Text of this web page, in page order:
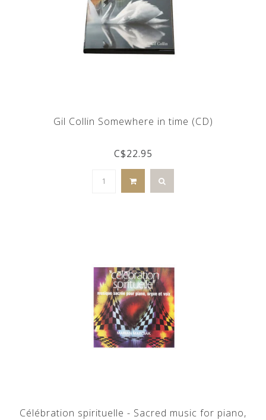
Gil Collin Somewhere in time (CD)
C$22.95
Célébration spirituelle - Sacred music for piano,